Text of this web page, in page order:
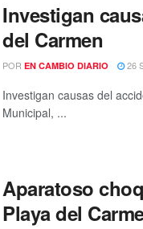
Investigan
del Carmen
POR EN CAMBIO DIARIO 26
Investigan causas del
Municipal, ...
Aparatoso
Playa del